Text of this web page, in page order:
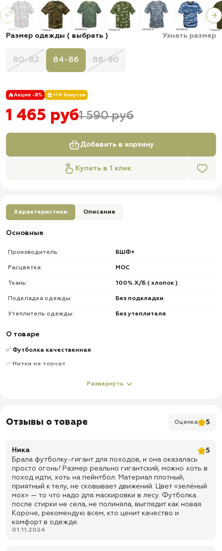
Размер одежды ( выбрать ) Узнать размер
80-82 84-86 88-90
Акция -8% +14 бонусов
1 465 руб1 590 руб
Добавить в корзину
Купить в 1 клик
Характеристики Описание
Основные
Производитель: БШФ+
Расцветка: МОС
Ткань: 100% Х/Б ( хлопок )
Подкладка одежды: Без подкладки
Утеплитель одежды: Без утеплителя
О товаре
✅ Футболка качественная
✅ Нитки не торчат
Развернуть
Отзывы о товаре Оценка 5
Ника
5
Брала футболку-гигант для походов, и она оказалась
просто огонь! Размер реально гигантский, можно хоть в
поход идти, хоть на пейнтбол. Материал плотный,
приятный к телу, не сковывает движений. Цвет «зелёный
мох» — то что надо для маскировки в лесу. Футболка
после стирки не села, не полиняла, выглядит как новая.
Короче, рекомендую всем, кто ценит качество и
комфорт в одежде.
01.11.2024